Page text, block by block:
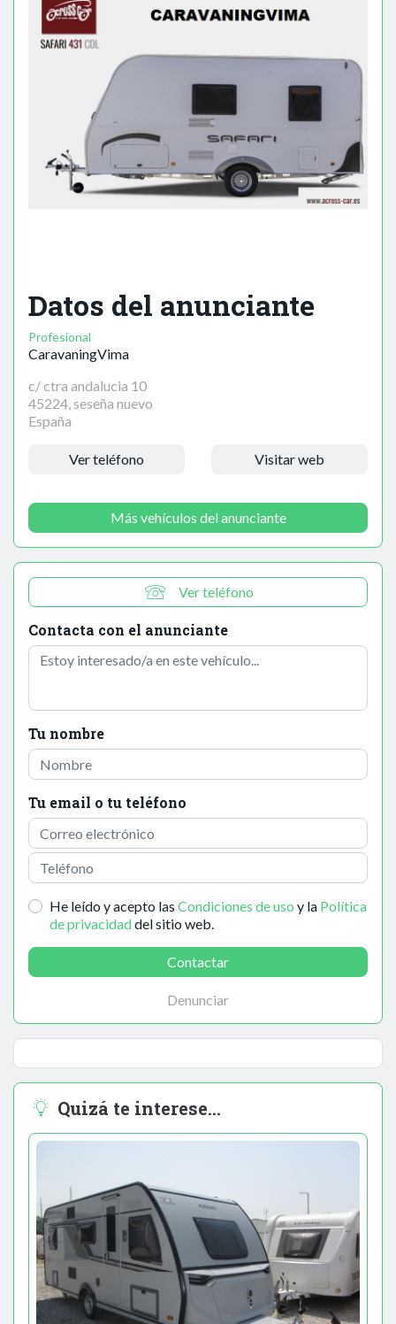
Datos del anunciante
Profesional
CaravaningVima
c/ ctra andalucia 10
45224, seseña nuevo
España
Ver teléfono Visitar web
Más vehículos del anunciante
Ver teléfono
Contacta con el anunciante
Tu nombre
Tu email o tu teléfono
He leído y acepto las Condiciones de uso y la Política
de privacidaddel sitio web.
Contactar
Denunciar
Quizá te interese...